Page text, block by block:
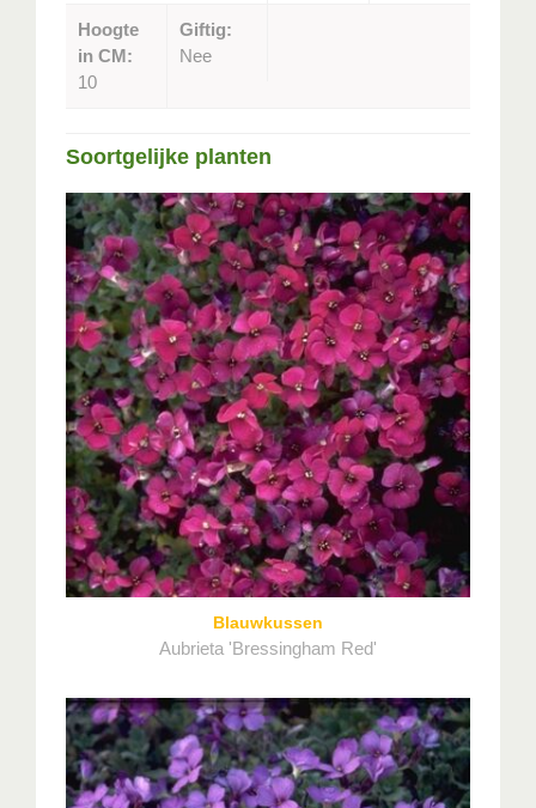
Hoogte
in CM:
10
Giftig:
Nee
Soortgelijke planten
Blauwkussen
Aubrieta 'Bressingham Red'